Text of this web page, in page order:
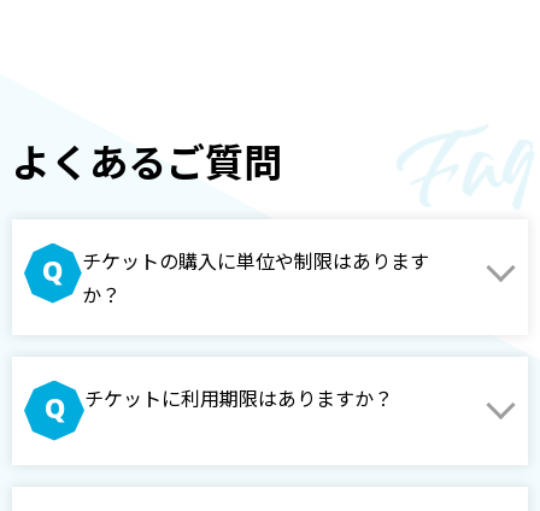
よくあるご質問
チケットの購入に単位や制限はあります
か？
チケットに利用期限はありますか？